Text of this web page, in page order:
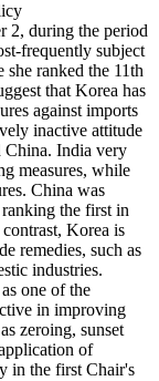
2, during the period
frequently subject
ranked the 11th
that Korea has
against imports
inactive attitude
China. India very
measures, while
China was
the first in
Korea is
remedies, such as
industries.
one of the
in improving
zeroing, sunset
of
in the first Chair's